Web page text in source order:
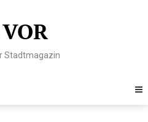
Stadtmagazin